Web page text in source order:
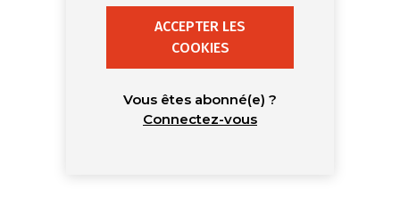
ACCEPTER LES
COOKIES
Vous êtes abonné(e) ?
Connectez-vous